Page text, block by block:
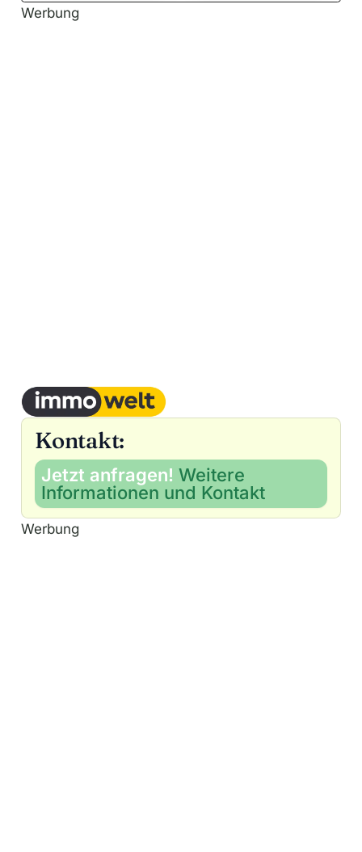
Werbung
Kontakt:
Jetzt anfragen! Weitere
Informationen und Kontakt
Werbung